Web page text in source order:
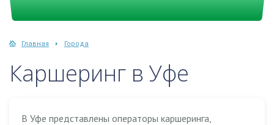
Главная Города
Каршеринг в Уфе
В Уфе представлены операторы каршеринга,